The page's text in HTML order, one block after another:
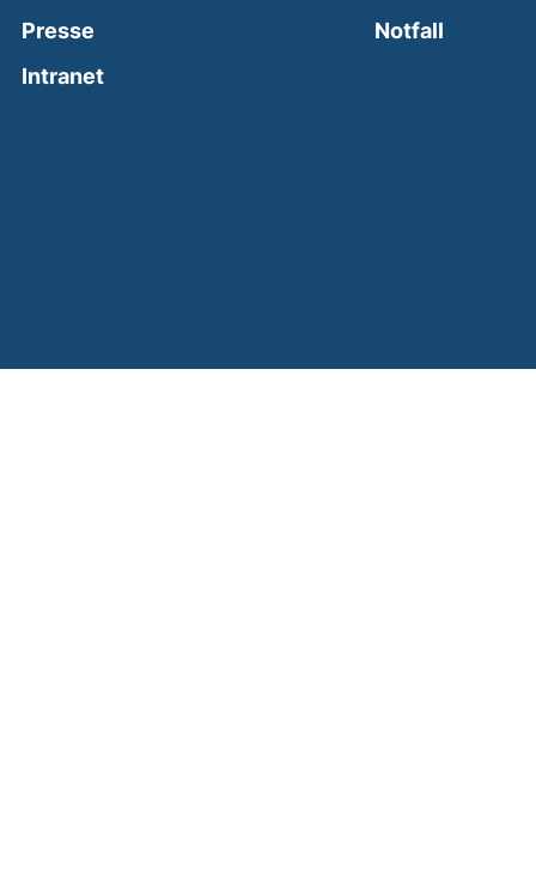
Presse
Intranet(external link, opens in a new window)
Notfall